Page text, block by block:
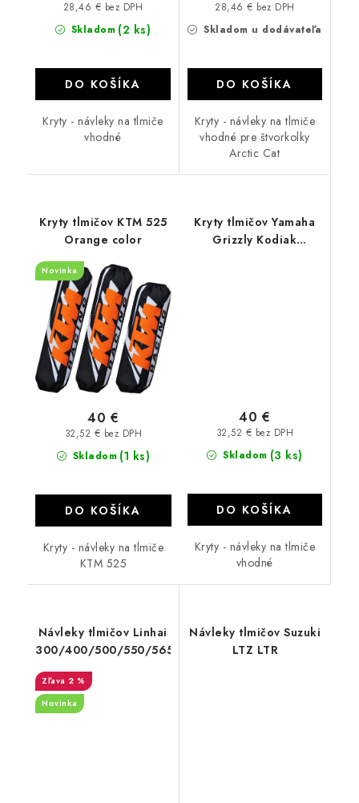
Skladom (2 ks)
28,46 € bez DPH
DO KOŠÍKA
Kryty - návleky na tlmiče
vhodné
Skladom u dodávateľa
28,46 € bez DPH
DO KOŠÍKA
Kryty - návleky na tlmiče
vhodné pre štvorkolky
Arctic Cat
Kryty tlmičov KTM 525
Orange color
Novinka
Skladom (1 ks)
32,52 € bez DPH
40 €
DO KOŠÍKA
Kryty - návleky na tlmiče
KTM 525
Kryty tlmičov Yamaha
Grizzly Kodiak
Skladom (3 ks)
32,52 € bez DPH
40 €
DO KOŠÍKA
Kryty - návleky na tlmiče
vhodné
Návleky tlmičov Linhai
300/400/500/550/565
2 %
Novinka
Návleky tlmičov Suzuki
LTZ LTR